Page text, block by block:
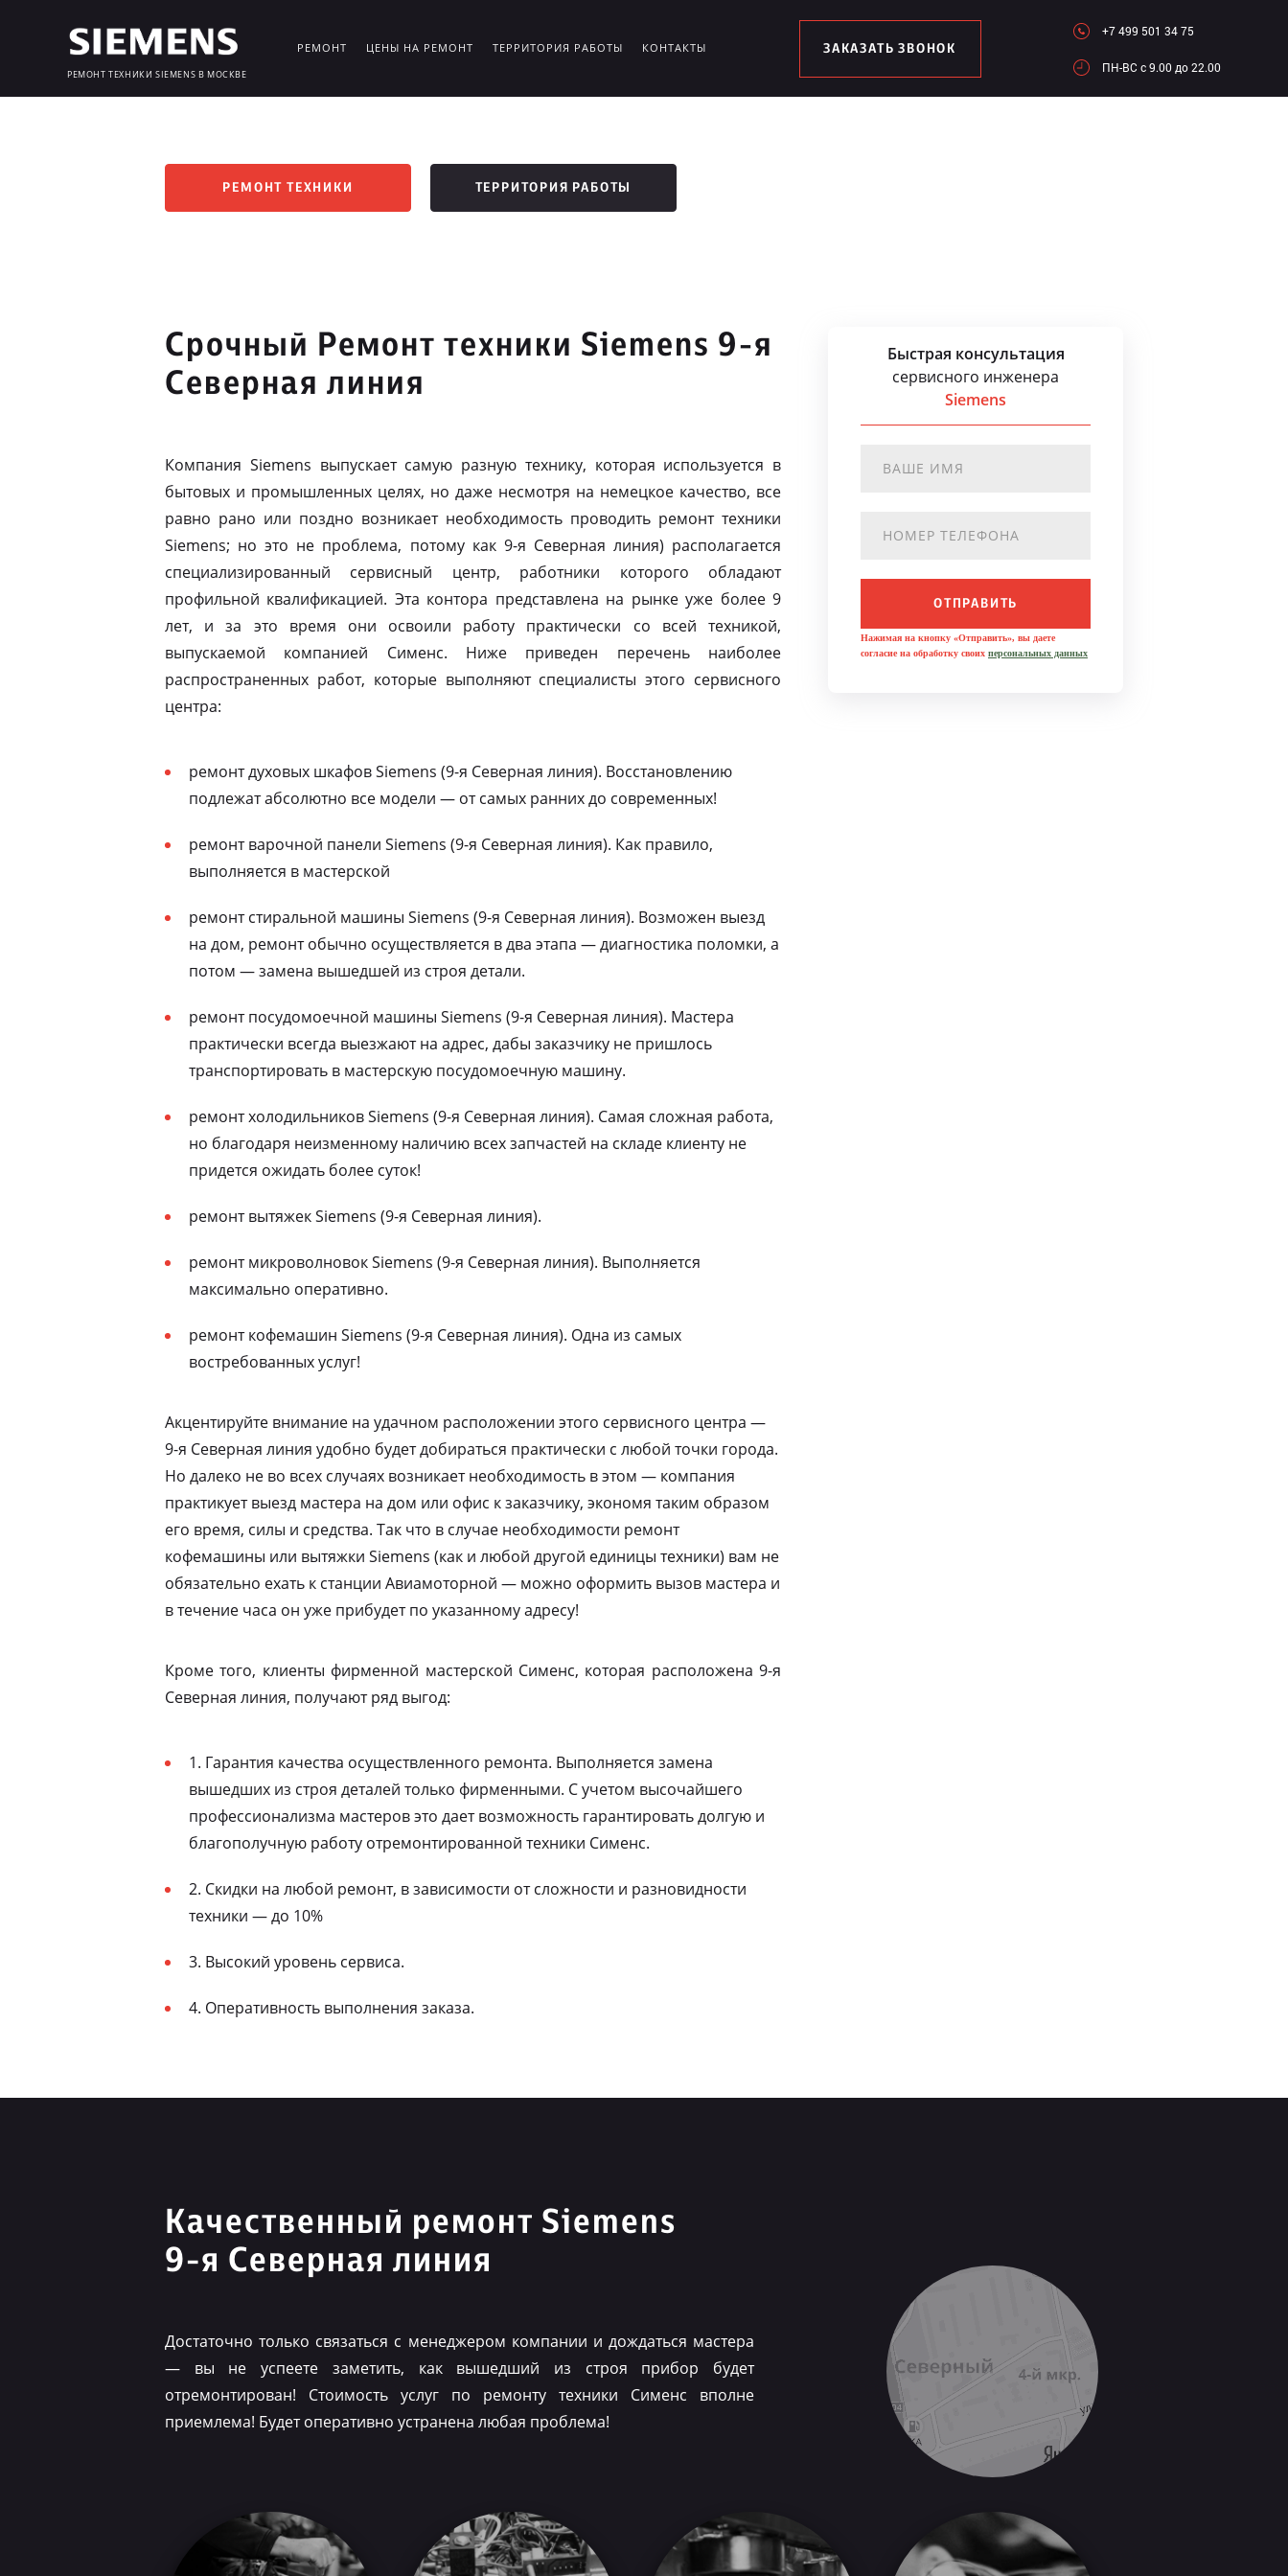
РЕМОНТ ТЕХНИКИ SIEMENS В МОСКВЕ
РЕМОНТ ЦЕНЫ НА РЕМОНТ ТЕРРИТОРИЯ РАБОТЫ КОНТАКТЫ ЗАКАЗАТЬ ЗВОНОК
+7 499 501 34 75
ПН-ВC c 9.00 до 22.00
РЕМОНТ ТЕХНИКИ ТЕРРИТОРИЯ РАБОТЫ
Срочный Ремонт техники Siemens 9-я
Северная линия
Компания Siemens выпускает самую разную технику, которая используется в
бытовых и промышленных целях, но даже несмотря на немецкое качество, все
равно рано или поздно возникает необходимость проводить ремонт техники
Siemens; но это не проблема, потому как 9-я Северная линия) располагается
специализированный сервисный центр, работники которого обладают
профильной квалификацией. Эта контора представлена на рынке уже более 9
лет, и за это время они освоили работу практически со всей техникой,
выпускаемой компанией Сименс. Ниже приведен перечень наиболее
распространенных работ, которые выполняют специалисты этого сервисного
центра:
ремонт духовых шкафов Siemens (9-я Северная линия). Восстановлению
подлежат абсолютно все модели — от самых ранних до современных!
ремонт варочной панели Siemens (9-я Северная линия). Как правило,
выполняется в мастерской
ремонт стиральной машины Siemens (9-я Северная линия). Возможен выезд
на дом, ремонт обычно осуществляется в два этапа — диагностика поломки, а
потом — замена вышедшей из строя детали.
ремонт посудомоечной машины Siemens (9-я Северная линия). Мастера
практически всегда выезжают на адрес, дабы заказчику не пришлось
транспортировать в мастерскую посудомоечную машину.
ремонт холодильников Siemens (9-я Северная линия). Самая сложная работа,
но благодаря неизменному наличию всех запчастей на складе клиенту не
придется ожидать более суток!
ремонт вытяжек Siemens (9-я Северная линия).
ремонт микроволновок Siemens (9-я Северная линия). Выполняется
максимально оперативно.
ремонт кофемашин Siemens (9-я Северная линия). Одна из самых
востребованных услуг!
Акцентируйте внимание на удачном расположении этого сервисного центра —
9-я Северная линия удобно будет добираться практически с любой точки города.
Но далеко не во всех случаях возникает необходимость в этом — компания
практикует выезд мастера на дом или офис к заказчику, экономя таким образом
его время, силы и средства. Так что в случае необходимости ремонт
кофемашины или вытяжки Siemens (как и любой другой единицы техники) вам не
обязательно ехать к станции Авиамоторной — можно оформить вызов мастера и
в течение часа он уже прибудет по указанному адресу!
Кроме того, клиенты фирменной мастерской Сименс, которая расположена 9-я
Северная линия, получают ряд выгод:
1. Гарантия качества осуществленного ремонта. Выполняется замена
вышедших из строя деталей только фирменными. С учетом высочайшего
профессионализма мастеров это дает возможность гарантировать долгую и
благополучную работу отремонтированной техники Сименс.
2. Скидки на любой ремонт, в зависимости от сложности и разновидности
техники — до 10%
3. Высокий уровень сервиса.
4. Оперативность выполнения заказа.
Быстрая консультация
сервисного инженера
Siemens
ОТПРАВИТЬ
Нажимая на кнопку «Отправить», вы даете
согласие на обработку своих персональных данных
Качественный ремонт Siemens
9-я Северная линия
Достаточно только связаться с менеджером компании и дождаться мастера
— вы не успеете заметить, как вышедший из строя прибор будет
отремонтирован! Стоимость услуг по ремонту техники Сименс вполне
приемлема! Будет оперативно устранена любая проблема!